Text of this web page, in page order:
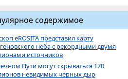
содержимое
eROSITA представил карту
неба с рекордными двумя
источников
Пути могут скрываться 170
невидимых черных дыр